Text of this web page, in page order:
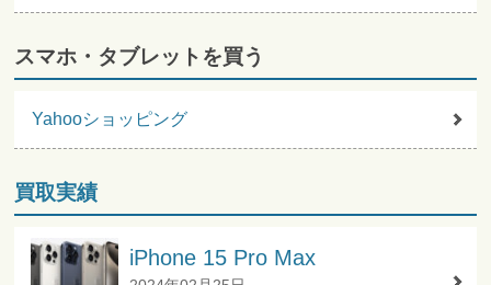
スマホ・タブレットを買う
Yahooショッピング
買取実績
iPhone 15 Pro Max